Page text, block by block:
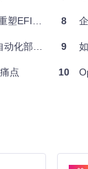
65%
传统配置方式
护效率
式跃迁
点
8
9
10